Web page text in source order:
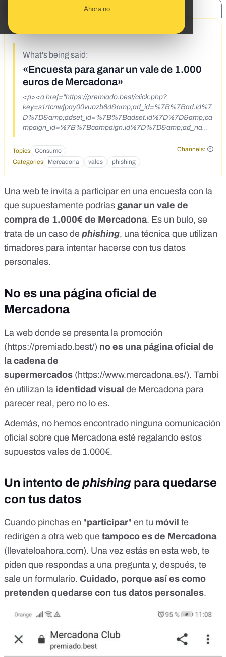
Ahora no
6/25/20
What's being said:
«Encuesta para ganar un vale de 1.000
euros de Mercadona»
<p><a href="https://premiado.best/click.php?
key=s1rtcnwfpay00vuozb6d&amp;ad_id=%7B%7Bad.id%7
D%7D&amp;adset_id=%7B%7Badset.id%7D%7D&amp;ca
mpaign_id=%7B%7Bcampaign.id%7D%7D&amp;ad_name
Badset.name%7D%7D&amp;campaign_name=%7B%7Bc
ampaign.name%7D%7D&amp;fbclid=IwAR3u-
Q0hYLDXY8_tyv8QhC5TKJ1Gv-
rEoOUx0yye2OczrBgpOw1WORFBTYQ"
target="_blank">https://premiado.best/click.php?
key=s1rtcnwfpay00vuozb6d&amp;ad_id=
{{ad.id}}&amp;adset_id={{adset.id}}&amp;campaign_id=
{{campaign.id}}&amp;ad_name=
{{ad.name}}&amp;adset_name=
{{adset.name}}&amp;campaign_name=
{{campaign.name}}&amp;fbclid=IwAR3u-
Q0hYLDXY8_tyv8QhC5TKJ1Gv-
Topics Consumo
Channels:
Categories
Mercadona vales phishing
Una web te invita a participar en una encuesta con la
que supuestamente podrías ganar un vale de
compra de 1.000€ de Mercadona. Es un bulo, se
trata de un caso de phishing, una técnica que utilizan
timadores para intentar hacerse con tus datos
personales.
No es una página oficial de
Mercadona
La web donde se presenta la promoción
(https://premiado.best/) no es una página oficial de
la cadena de
supermercados (https://www.mercadona.es/). Tambi
én utilizan la identidad visual de Mercadona para
parecer real, pero no lo es.
Además, no hemos encontrado ninguna comunicación
oficial sobre que Mercadona esté regalando estos
supuestos vales de 1.000€.
Un intento de phishing para quedarse
con tus datos
Cuando pinchas en "participar" en tu móvil te
redirigen a otra web que tampoco es de Mercadona
(llevateloahora.com). Una vez estás en esta web, te
piden que respondas a una pregunta y, después, te
sale un formulario. Cuidado, porque así es como
pretenden quedarse con tus datos personales.